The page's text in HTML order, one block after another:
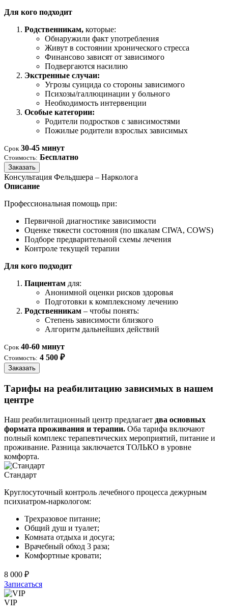
Для кого подходит
Родственникам, которые:
Обнаружили факт употребления
Живут в состоянии хронического стресса
Финансово зависят от зависимого
Подвергаются насилию
Экстренные случаи:
Угрозы суицида со стороны зависимого
Психозы/галлюцинации у больного
Необходимость интервенции
Особые категории:
Родители подростков с зависимостями
Пожилые родители взрослых зависимых
Срок 30-45 минут
Стоимость: Бесплатно
Заказать
Консультация Фельдшера – Нарколога
Описание
Профессиональная помощь при:
Первичной диагностике зависимости
Оценке тяжести состояния (по шкалам CIWA, COWS)
Подборе предварительной схемы лечения
Контроле текущей терапии
Для кого подходит
Пациентам для:
Анонимной оценки рисков здоровья
Подготовки к комплексному лечению
Родственникам – чтобы понять:
Степень зависимости близкого
Алгоритм дальнейших действий
Срок 40-60 минут
Стоимость: 4 500 ₽
Заказать
Тарифы на реабилитацию зависимых в нашем
центре
Наш реабилитационный центр предлагает два основных
формата проживания и терапии. Оба тарифа включают
полный комплекс терапевтических мероприятий, питание и
проживание. Разница заключается ТОЛЬКО в уровне
комфорта.
Стандарт
Круглосуточный контроль лечебного процесса дежурным
психиатром-наркологом:
Трехразовое питание;
Общий душ и туалет;
Комната отдыха и досуга;
Врачебный обход 3 раза;
Комфортные кровати;
8 000 ₽
Записаться
VIP